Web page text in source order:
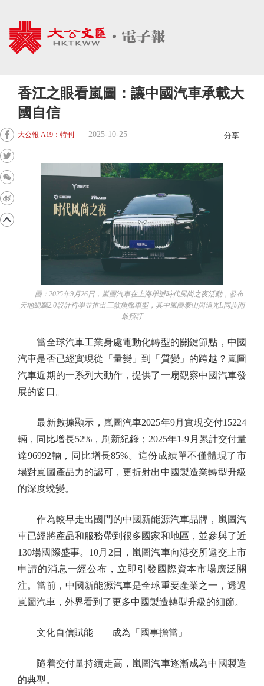
香江之眼看嵐圖：讓中國汽車承載大
國自信
大公報 A19：特刊 2025-10-25 分享
圖：2025年9月26日，嵐圖汽車在上海舉辦時代風尚之夜活動，發布
天地鯤鵬2.0設計哲學並推出三款旗艦車型，其中嵐圖泰山與追光L同步開
啟預訂
當全球汽車工業身處電動化轉型的關鍵節點，中國
汽車是否已經實現從「量變」到「質變」的跨越？嵐圖
汽車近期的一系列大動作，提供了一扇觀察中國汽車發
展的窗口。
最新數據顯示，嵐圖汽車2025年9月實現交付15224
輛，同比增長52%，刷新紀錄；2025年1-9月累計交付量
達96992輛，同比增長85%。這份成績單不僅體現了市
場對嵐圖產品力的認可，更折射出中國製造業轉型升級
的深度蛻變。
作為較早走出國門的中國新能源汽車品牌，嵐圖汽
車已經將產品和服務帶到很多國家和地區，並參與了近
130場國際盛事。10月2日，嵐圖汽車向港交所遞交上市
申請的消息一經公布，立即引發國際資本市場廣泛關
注。當前，中國新能源汽車是全球重要產業之一，透過
嵐圖汽車，外界看到了更多中國製造轉型升級的細節。
文化自信賦能 成為「國事擔當」
隨着交付量持續走高，嵐圖汽車逐漸成為中國製造
的典型。